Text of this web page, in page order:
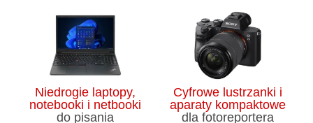
Niedrogie laptopy,
notebooki i netbooki
do pisania
Cyfrowe lustrzanki i
aparaty kompaktowe
dla fotoreportera